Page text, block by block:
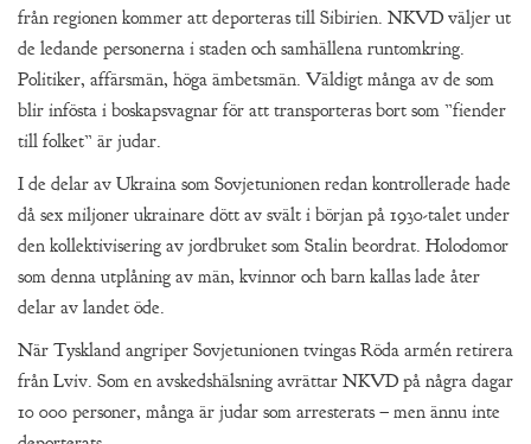
från regionen kommer att deporteras till Sibirien. NKVD väljer ut
de ledande personerna i staden och samhällena runtomkring.
Politiker, affärsmän, höga ämbetsmän. Väldigt många av de som
blir infösta i boskapsvagnar för att transporteras bort som ”fiender
till folket” är judar.
I de delar av Ukraina som Sovjetunionen redan kontrollerade hade
då sex miljoner ukrainare dött av svält i början på 1930-talet under
den kollektivisering av jordbruket som Stalin beordrat. Holodomor
som denna utplåning av män, kvinnor och barn kallas lade åter
delar av landet öde.
När Tyskland angriper Sovjetunionen tvingas Röda armén retirera
från Lviv. Som en avskedshälsning avrättar NKVD på några dagar
10 000 personer, många är judar som arresterats – men ännu inte